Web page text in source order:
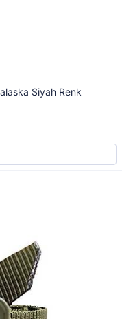
Siyah Renk